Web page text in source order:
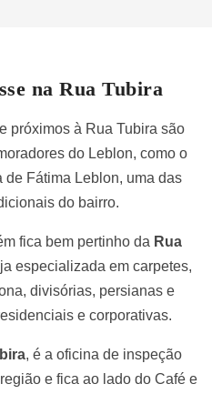
na Rua Tubira
próximos à Rua Tubira são
do Leblon, como o
Fátima Leblon, uma das
do bairro.
fica bem pertinho da Rua
especializada em carpetes,
divisórias, persianas e
e corporativas.
, é a oficina de inspeção
e fica ao lado do Café e